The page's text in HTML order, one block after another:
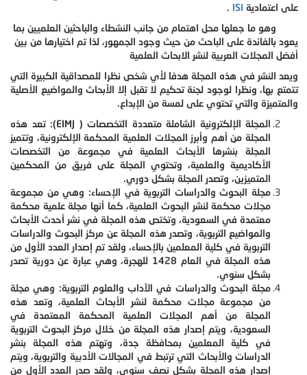
على اعتمادية ISI
.
وهو ما جعلها محل اهتمام من جانب النشطاء والباحثين العلميين بما
يعود بالفائدة على الباحث من حيث وجود الجمهور، لذا تم اختيارها من بين
أفضل المجلات العربية لنشر الابحاث العلمية
ويعد النشر في هذه المجلة هدفا لأي شخص نظرا للمصداقية الكبيرة التي
تتمتع بها، ونظرا لوجود لجنة تحكيم لا تقبل إلا الأبحاث والمواضيع الأصلية
والمتميزة والتي تحتوي على لمسة من الإبداع.
المجلة الإلكترونية الشاملة متعددة التخصصات ( EIMJ
):تعد هذه
المجلة من أهم وأبرز المجلات العلمية المحكمة الإلكترونية، وتتميز
المجلة بنشرها الأبحاث العلمية في مجموعة من التخصصات
الأكاديمية والعلمية، وتحتوي المجلة على فريق من المحكمين
المتميزين، وتصدر المجلة بشكل دوري.
مجلة البحوث والدراسات التربوية في الإحساء: وهي من مجموعة
مجلات محكمة لنشر البحوث العلمية، كما أنها مجلة علمية محكمة
معتمدة في السعودية، وتختص هذه المجلة في نشر أحدث الأبحاث
والمواضيع التربوية، وتصدر هذه المجلة عن مركز البحوث والدراسات
التربوية في كلية المعلمين بالإحساء، ولقد تم إصدار العدد الأول من
هذه المجلة في العام 1428 للهجرة، وهي عبارة عن دورية تصدر
بشكل سنوي.
مجلة البحوث والدراسات في الآداب والعلوم التربوية: وهي مجلة
من مجموعة مجلات محكمة لنشر الأبحاث العلمية، وتعد هذه
المجلة من أهم المجلات العلمية المحكمة المعتمدة في
السعودية، ويتم إصدار هذه المجلة من خلال مركز البحوث التربوية
في كلية المعلمين بمحافظة جدة، وتهتم هذه المجلة بنشر
الدراسات والأبحاث التي ترتبط في المجالات الأدبية والتربوية، ويتم
إصدار هذه المجلة بشكل نصف سنوي، ولقد صدر العدد الأول من